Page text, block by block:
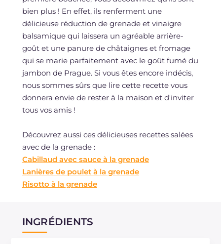
bien plus ! En effet, ils renferment une
délicieuse réduction de grenade et vinaigre
balsamique qui laissera un agréable arrière-
goût et une panure de châtaignes et fromage
qui se marie parfaitement avec le goût fumé du
jambon de Prague. Si vous êtes encore indécis,
nous sommes sûrs que lire cette recette vous
donnera envie de rester à la maison et d'inviter
tous vos amis !
Découvrez aussi ces délicieuses recettes salées
avec de la grenade :
Cabillaud avec sauce à la grenade
Lanières de poulet à la grenade
Risotto à la grenade
INGRÉDIENTS